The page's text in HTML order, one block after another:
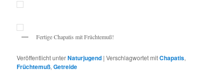
Fertige Chapatis mit Früchtemuß!
Veröffentlicht unterNaturjugend |Verschlagwortet mitChapatis,
Früchtemuß,Getreide